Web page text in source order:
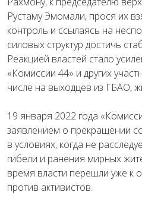
Рустаму Эмомали, прося их
контроль и ссылаясь на
силовых структур достичь
Реакцией властей стало
«Комиссии 44» и других
числе на выходцев из ГБАО,
19 января 2022 года
заявлением о прекращении
в условиях, когда не
гибели и ранения мирных
время власти перешли уже к
против активистов.